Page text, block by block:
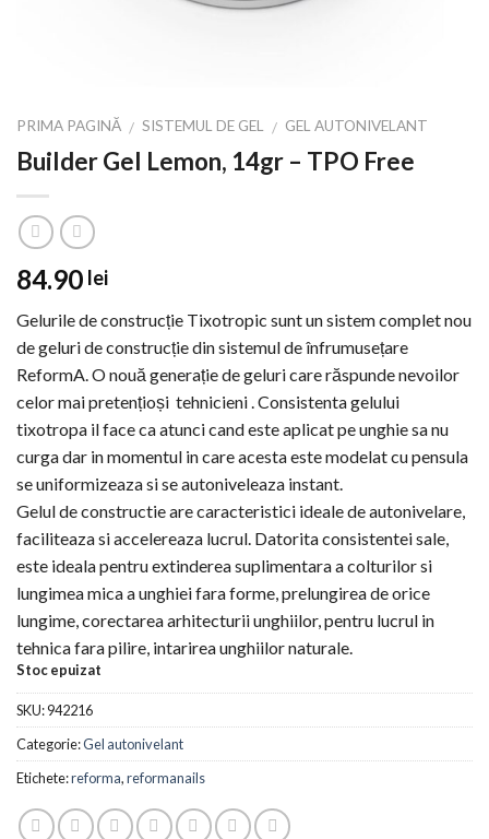
PRIMA PAGINĂ / SISTEMUL DE GEL / GEL AUTONIVELANT
Builder Gel Lemon, 14gr – TPO Free
84.90 lei
Gelurile de construcție Tixotropic sunt un sistem complet nou
de geluri de construcție din sistemul de înfrumusețare
ReformA. O nouă generație de geluri care răspunde nevoilor
celor mai pretențioși tehnicieni . Consistenta gelului
tixotropa il face ca atunci cand este aplicat pe unghie sa nu
curga dar in momentul in care acesta este modelat cu pensula
se uniformizeaza si se autoniveleaza instant.
Gelul de constructie are caracteristici ideale de autonivelare,
faciliteaza si accelereaza lucrul. Datorita consistentei sale,
este ideala pentru extinderea suplimentara a colturilor si
lungimea mica a unghiei fara forme, prelungirea de orice
lungime, corectarea arhitecturii unghiilor, pentru lucrul in
tehnica fara pilire, intarirea unghiilor naturale.
Stoc epuizat
SKU:942216
Categorie:Gel autonivelant
Etichete:reforma,reformanails